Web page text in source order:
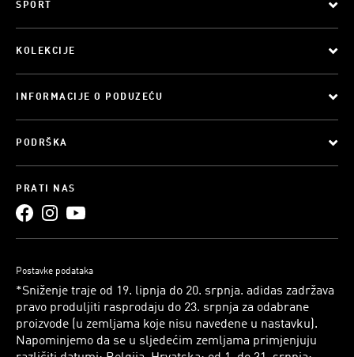
SPORT
KOLEKCIJE
INFORMACIJE O PODUZEĆU
PODRŠKA
PRATI NAS
Postavke podataka
*Sniženje traje od 19. lipnja do 20. srpnja. adidas zadržava
pravo produljiti rasprodaju do 23. srpnja za odabrane
proizvode (u zemljama koje nisu navedene u nastavku).
Napominjemo da se u sljedećim zemljama primjenjuju